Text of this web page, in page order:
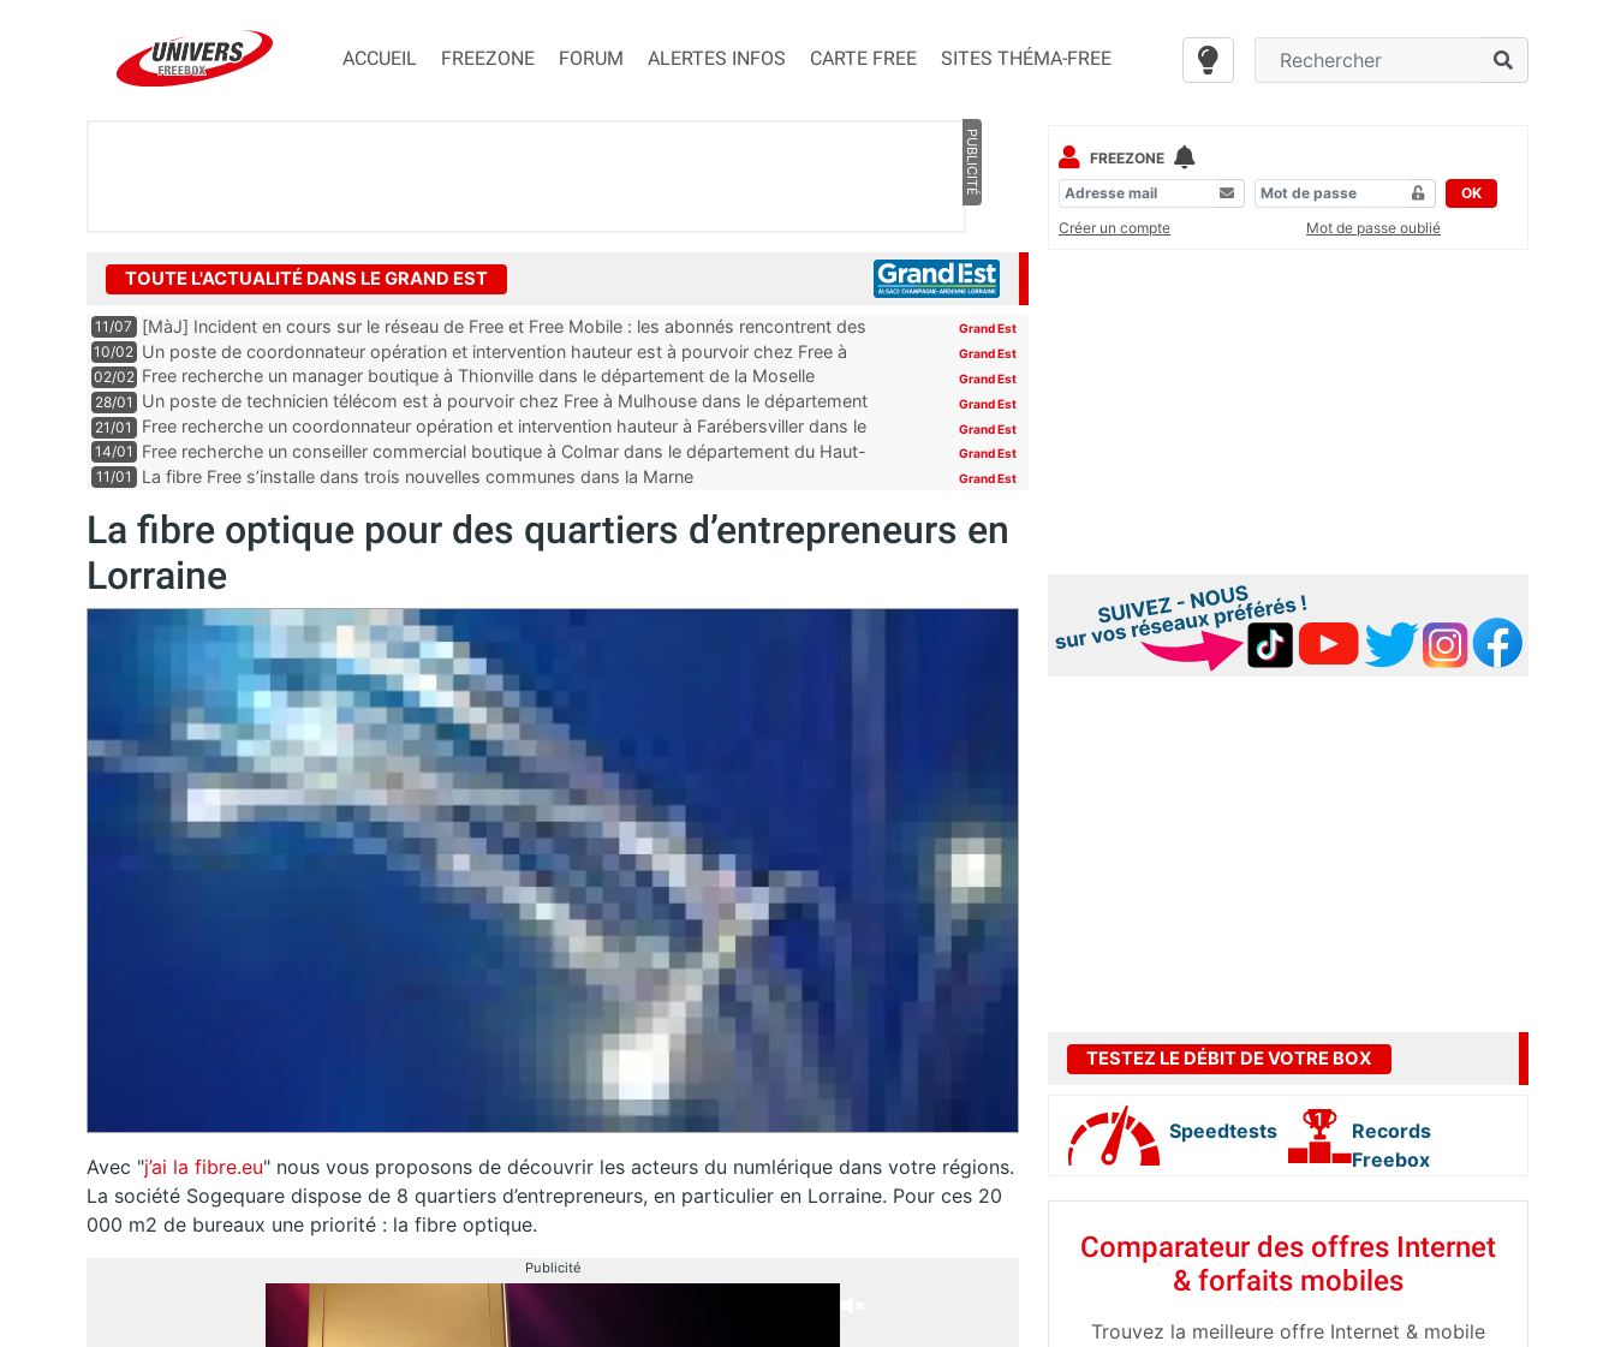
ACCUEIL FREEZONE FORUM ALERTES INFOS CARTE FREE SITES THÉMA-FREE
PUBLICITÉ
TOUTE L'ACTUALITÉ DANS LE GRAND EST
11/07
[MàJ] Incident en cours sur le réseau de Free et Free Mobile : les abonnés rencontrent des
perturbations
Grand Est
10/02 Un poste de coordonnateur opération et intervention hauteur est à pourvoir chez Free à
Troyes dans le département de l’Aube
Grand Est
02/02 Free recherche un manager boutique à Thionville dans le département de la Moselle Grand Est
28/01
Un poste de technicien télécom est à pourvoir chez Free à Mulhouse dans le département
du Haut-Rhin
Grand Est
21/01
Free recherche un coordonnateur opération et intervention hauteur à Farébersviller dans le
département de la Moselle
Grand Est
14/01
Free recherche un conseiller commercial boutique à Colmar dans le département du Haut-
Rhin
Grand Est
11/01 La fibre Free s’installe dans trois nouvelles communes dans la Marne Grand Est
La fibre optique pour des quartiers d’entrepreneurs en
Lorraine
Avec "j’ai la fibre.eu" nous vous proposons de découvrir les acteurs du numlérique dans votre régions.
La société Sogequare dispose de 8 quartiers d’entrepreneurs, en particulier en Lorraine. Pour ces 20
000 m2 de bureaux une priorité : la fibre optique.
Publicité
FREEZONE
OK
Créer un compte
Mot de passe oublié
TESTEZ LE DÉBIT DE VOTRE BOX
Speedtests
Records
Freebox
Comparateur des offres Internet
& forfaits mobiles
Trouvez la meilleure offre Internet & mobile